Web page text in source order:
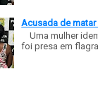
Acusada de
Uma mulher
foi presa em